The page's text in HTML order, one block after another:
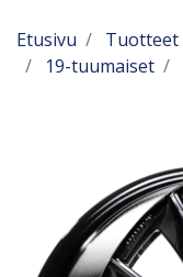
Etusivu Tuotteet
19-tuumaiset